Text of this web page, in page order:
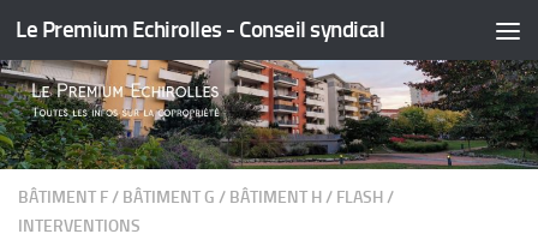
Skip to content
Le Premium Echirolles - Conseil syndical
BÂTIMENT F/ BÂTIMENT G / BÂTIMENT H/ FLASH/
INTERVENTIONS